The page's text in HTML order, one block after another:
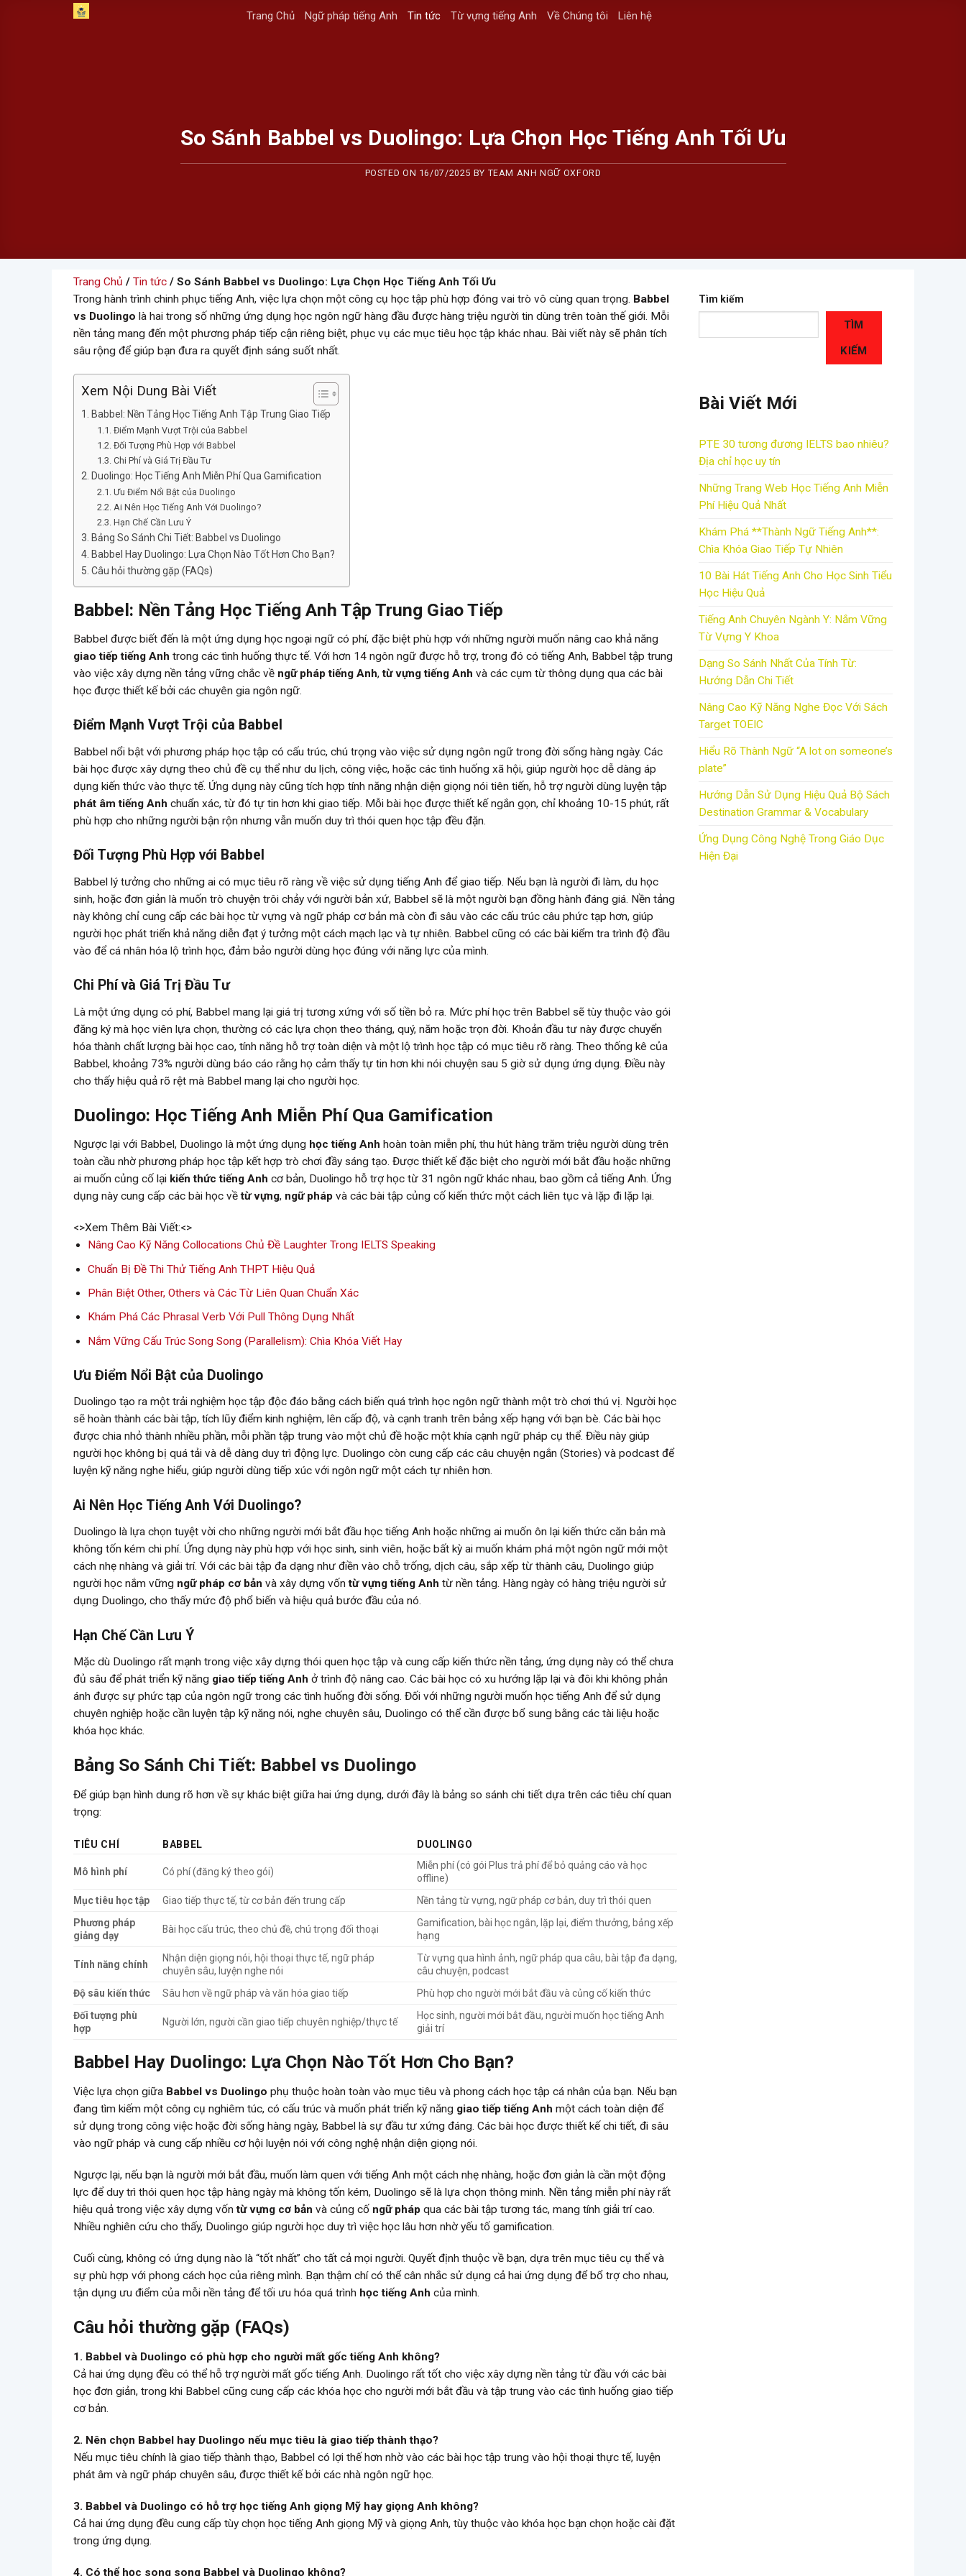
Trang Chủ Ngữ pháp tiếng Anh Tin tức Từ vựng tiếng Anh Về Chúng tôi Liên hệ
So Sánh Babbel vs Duolingo: Lựa Chọn Học Tiếng Anh Tối Ưu
POSTED ON 16/07/2025 BY TEAM ANH NGỮ OXFORD
Trang Chủ / Tin tức / So Sánh Babbel vs Duolingo: Lựa Chọn Học Tiếng Anh Tối Ưu
Trong hành trình chinh phục tiếng Anh, việc lựa chọn một công cụ học tập phù hợp đóng vai trò vô cùng quan trọng. Babbel
vs Duolingo là hai trong số những ứng dụng học ngôn ngữ hàng đầu được hàng triệu người tin dùng trên toàn thế giới. Mỗi
nền tảng mang đến một phương pháp tiếp cận riêng biệt, phục vụ các mục tiêu học tập khác nhau. Bài viết này sẽ phân tích
sâu rộng để giúp bạn đưa ra quyết định sáng suốt nhất.
Xem Nội Dung Bài Viết
Babbel: Nền Tảng Học Tiếng Anh Tập Trung Giao Tiếp
Điểm Mạnh Vượt Trội của Babbel
Đối Tượng Phù Hợp với Babbel
Chi Phí và Giá Trị Đầu Tư
Duolingo: Học Tiếng Anh Miễn Phí Qua Gamification
Ưu Điểm Nổi Bật của Duolingo
Ai Nên Học Tiếng Anh Với Duolingo?
Hạn Chế Cần Lưu Ý
Bảng So Sánh Chi Tiết: Babbel vs Duolingo
Babbel Hay Duolingo: Lựa Chọn Nào Tốt Hơn Cho Bạn?
Câu hỏi thường gặp (FAQs)
Babbel: Nền Tảng Học Tiếng Anh Tập Trung Giao Tiếp
Babbel được biết đến là một ứng dụng học ngoại ngữ có phí, đặc biệt phù hợp với những người muốn nâng cao khả năng
giao tiếp tiếng Anh trong các tình huống thực tế. Với hơn 14 ngôn ngữ được hỗ trợ, trong đó có tiếng Anh, Babbel tập trung
vào việc xây dựng nền tảng vững chắc về ngữ pháp tiếng Anh,từ vựng tiếng Anh và các cụm từ thông dụng qua các bài
học được thiết kế bởi các chuyên gia ngôn ngữ.
Điểm Mạnh Vượt Trội của Babbel
Babbel nổi bật với phương pháp học tập có cấu trúc, chú trọng vào việc sử dụng ngôn ngữ trong đời sống hàng ngày. Các
bài học được xây dựng theo chủ đề cụ thể như du lịch, công việc, hoặc các tình huống xã hội, giúp người học dễ dàng áp
dụng kiến thức vào thực tế. Ứng dụng này cũng tích hợp tính năng nhận diện giọng nói tiên tiến, hỗ trợ người dùng luyện tập
phát âm tiếng Anh chuẩn xác, từ đó tự tin hơn khi giao tiếp. Mỗi bài học được thiết kế ngắn gọn, chỉ khoảng 10-15 phút, rất
phù hợp cho những người bận rộn nhưng vẫn muốn duy trì thói quen học tập đều đặn.
Đối Tượng Phù Hợp với Babbel
Babbel lý tưởng cho những ai có mục tiêu rõ ràng về việc sử dụng tiếng Anh để giao tiếp. Nếu bạn là người đi làm, du học
sinh, hoặc đơn giản là muốn trò chuyện trôi chảy với người bản xứ, Babbel sẽ là một người bạn đồng hành đáng giá. Nền tảng
này không chỉ cung cấp các bài học từ vựng và ngữ pháp cơ bản mà còn đi sâu vào các cấu trúc câu phức tạp hơn, giúp
người học phát triển khả năng diễn đạt ý tưởng một cách mạch lạc và tự nhiên. Babbel cũng có các bài kiểm tra trình độ đầu
vào để cá nhân hóa lộ trình học, đảm bảo người dùng học đúng với năng lực của mình.
Chi Phí và Giá Trị Đầu Tư
Là một ứng dụng có phí, Babbel mang lại giá trị tương xứng với số tiền bỏ ra. Mức phí học trên Babbel sẽ tùy thuộc vào gói
đăng ký mà học viên lựa chọn, thường có các lựa chọn theo tháng, quý, năm hoặc trọn đời. Khoản đầu tư này được chuyển
hóa thành chất lượng bài học cao, tính năng hỗ trợ toàn diện và một lộ trình học tập có mục tiêu rõ ràng. Theo thống kê của
Babbel, khoảng 73% người dùng báo cáo rằng họ cảm thấy tự tin hơn khi nói chuyện sau 5 giờ sử dụng ứng dụng. Điều này
cho thấy hiệu quả rõ rệt mà Babbel mang lại cho người học.
Duolingo: Học Tiếng Anh Miễn Phí Qua Gamification
Ngược lại với Babbel, Duolingo là một ứng dụng học tiếng Anh hoàn toàn miễn phí, thu hút hàng trăm triệu người dùng trên
toàn cầu nhờ phương pháp học tập kết hợp trò chơi đầy sáng tạo. Được thiết kế đặc biệt cho người mới bắt đầu hoặc những
ai muốn củng cố lại kiến thức tiếng Anh cơ bản, Duolingo hỗ trợ học từ 31 ngôn ngữ khác nhau, bao gồm cả tiếng Anh. Ứng
dụng này cung cấp các bài học vềtừ vựng, ngữ pháp và các bài tập củng cố kiến thức một cách liên tục và lặp đi lặp lại.
<>Xem Thêm Bài Viết:<>
Nâng Cao Kỹ Năng Collocations Chủ Đề Laughter Trong IELTS Speaking
Chuẩn Bị Đề Thi Thử Tiếng Anh THPT Hiệu Quả
Phân Biệt Other, Others và Các Từ Liên Quan Chuẩn Xác
Khám Phá Các Phrasal Verb Với Pull Thông Dụng Nhất
Nắm Vững Cấu Trúc Song Song (Parallelism): Chìa Khóa Viết Hay
Ưu Điểm Nổi Bật của Duolingo
Duolingo tạo ra một trải nghiệm học tập độc đáo bằng cách biến quá trình học ngôn ngữ thành một trò chơi thú vị. Người học
sẽ hoàn thành các bài tập, tích lũy điểm kinh nghiệm, lên cấp độ, và cạnh tranh trên bảng xếp hạng với bạn bè. Các bài học
được chia nhỏ thành nhiều phần, mỗi phần tập trung vào một chủ đề hoặc một khía cạnh ngữ pháp cụ thể. Điều này giúp
người học không bị quá tải và dễ dàng duy trì động lực. Duolingo còn cung cấp các câu chuyện ngắn (Stories) và podcast để
luyện kỹ năng nghe hiểu, giúp người dùng tiếp xúc với ngôn ngữ một cách tự nhiên hơn.
Ai Nên Học Tiếng Anh Với Duolingo?
Duolingo là lựa chọn tuyệt vời cho những người mới bắt đầu học tiếng Anh hoặc những ai muốn ôn lại kiến thức căn bản mà
không tốn kém chi phí. Ứng dụng này phù hợp với học sinh, sinh viên, hoặc bất kỳ ai muốn khám phá một ngôn ngữ mới một
cách nhẹ nhàng và giải trí. Với các bài tập đa dạng như điền vào chỗ trống, dịch câu, sắp xếp từ thành câu, Duolingo giúp
người học nắm vững ngữ pháp cơ bản và xây dựng vốntừ vựng tiếng Anh từ nền tảng. Hàng ngày có hàng triệu người sử
dụng Duolingo, cho thấy mức độ phổ biến và hiệu quả bước đầu của nó.
Hạn Chế Cần Lưu Ý
Mặc dù Duolingo rất mạnh trong việc xây dựng thói quen học tập và cung cấp kiến thức nền tảng, ứng dụng này có thể chưa
đủ sâu để phát triển kỹ năng giao tiếp tiếng Anh ở trình độ nâng cao. Các bài học có xu hướng lặp lại và đôi khi không phản
ánh được sự phức tạp của ngôn ngữ trong các tình huống đời sống. Đối với những người muốn học tiếng Anh để sử dụng
chuyên nghiệp hoặc cần luyện tập kỹ năng nói, nghe chuyên sâu, Duolingo có thể cần được bổ sung bằng các tài liệu hoặc
khóa học khác.
Bảng So Sánh Chi Tiết: Babbel vs Duolingo
Để giúp bạn hình dung rõ hơn về sự khác biệt giữa hai ứng dụng, dưới đây là bảng so sánh chi tiết dựa trên các tiêu chí quan
trọng:
TIÊU CHÍ BABBEL DUOLINGO
Mô hình phí Có phí (đăng ký theo gói)
Miễn phí (có gói Plus trả phí để bỏ quảng cáo và học
offline)
Mục tiêu học tập
Giao tiếp thực tế, từ cơ bản đến trung cấp
Nền tảng từ vựng, ngữ pháp cơ bản, duy trì thói quen
Phương pháp
giảng dạy
Bài học cấu trúc, theo chủ đề, chú trọng đối thoại
Gamification, bài học ngắn, lặp lại, điểm thưởng, bảng xếp
hạng
Tính năng chính
Nhận diện giọng nói, hội thoại thực tế, ngữ pháp
chuyên sâu, luyện nghe nói
Từ vựng qua hình ảnh, ngữ pháp qua câu, bài tập đa dạng,
câu chuyện, podcast
Độ sâu kiến thức
Sâu hơn về ngữ pháp và văn hóa giao tiếp
Phù hợp cho người mới bắt đầu và củng cố kiến thức
Đối tượng phù
hợp
Người lớn, người cần giao tiếp chuyên nghiệp/thực tế
Học sinh, người mới bắt đầu, người muốn học tiếng Anh
giải trí
Babbel Hay Duolingo: Lựa Chọn Nào Tốt Hơn Cho Bạn?
Việc lựa chọn giữa Babbel vs Duolingo phụ thuộc hoàn toàn vào mục tiêu và phong cách học tập cá nhân của bạn. Nếu bạn
đang tìm kiếm một công cụ nghiêm túc, có cấu trúc và muốn phát triển kỹ năng giao tiếp tiếng Anh một cách toàn diện để
sử dụng trong công việc hoặc đời sống hàng ngày, Babbel là sự đầu tư xứng đáng. Các bài học được thiết kế chi tiết, đi sâu
vào ngữ pháp và cung cấp nhiều cơ hội luyện nói với công nghệ nhận diện giọng nói.
Ngược lại, nếu bạn là người mới bắt đầu, muốn làm quen với tiếng Anh một cách nhẹ nhàng, hoặc đơn giản là cần một động
lực để duy trì thói quen học tập hàng ngày mà không tốn kém, Duolingo sẽ là lựa chọn thông minh. Nền tảng miễn phí này rất
hiệu quả trong việc xây dựng vốntừ vựng cơ bản và củng cố ngữ pháp qua các bài tập tương tác, mang tính giải trí cao.
Nhiều nghiên cứu cho thấy, Duolingo giúp người học duy trì việc học lâu hơn nhờ yếu tố gamification.
Cuối cùng, không có ứng dụng nào là “tốt nhất” cho tất cả mọi người. Quyết định thuộc về bạn, dựa trên mục tiêu cụ thể và
sự phù hợp với phong cách học của riêng mình. Bạn thậm chí có thể cân nhắc sử dụng cả hai ứng dụng để bổ trợ cho nhau,
tận dụng ưu điểm của mỗi nền tảng để tối ưu hóa quá trình học tiếng Anh của mình.
Câu hỏi thường gặp (FAQs)
1. Babbel và Duolingo có phù hợp cho người mất gốc tiếng Anh không?
Cả hai ứng dụng đều có thể hỗ trợ người mất gốc tiếng Anh. Duolingo rất tốt cho việc xây dựng nền tảng từ đầu với các bài
học đơn giản, trong khi Babbel cũng cung cấp các khóa học cho người mới bắt đầu và tập trung vào các tình huống giao tiếp
cơ bản.
2. Nên chọn Babbel hay Duolingo nếu mục tiêu là giao tiếp thành thạo?
Nếu mục tiêu chính là giao tiếp thành thạo, Babbel có lợi thế hơn nhờ vào các bài học tập trung vào hội thoại thực tế, luyện
phát âm và ngữ pháp chuyên sâu, được thiết kế bởi các nhà ngôn ngữ học.
3. Babbel và Duolingo có hỗ trợ học tiếng Anh giọng Mỹ hay giọng Anh không?
Cả hai ứng dụng đều cung cấp tùy chọn học tiếng Anh giọng Mỹ và giọng Anh, tùy thuộc vào khóa học bạn chọn hoặc cài đặt
trong ứng dụng.
4. Có thể học song song Babbel và Duolingo không?
Tìm kiếm
TÌM
KIẾM
Bài Viết Mới
PTE 30 tương đương IELTS bao nhiêu?
Địa chỉ học uy tín
Những Trang Web Học Tiếng Anh Miễn
Phí Hiệu Quả Nhất
Khám Phá **Thành Ngữ Tiếng Anh**:
Chìa Khóa Giao Tiếp Tự Nhiên
10 Bài Hát Tiếng Anh Cho Học Sinh Tiểu
Học Hiệu Quả
Tiếng Anh Chuyên Ngành Y: Nắm Vững
Từ Vựng Y Khoa
Dạng So Sánh Nhất Của Tính Từ:
Hướng Dẫn Chi Tiết
Nâng Cao Kỹ Năng Nghe Đọc Với Sách
Target TOEIC
Hiểu Rõ Thành Ngữ “A lot on someone’s
plate”
Hướng Dẫn Sử Dụng Hiệu Quả Bộ Sách
Destination Grammar & Vocabulary
Ứng Dụng Công Nghệ Trong Giáo Dục
Hiện Đại